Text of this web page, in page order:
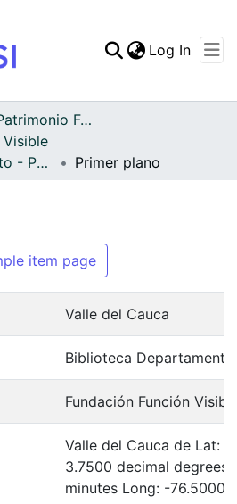
Log In
Archivo del Patrimonio Fotográfico y Fílmico del Valle del Cauca
Visible
FCCV - Autorretrato - Patrimonial
Primer plano
item page
Valle del Cauca
Biblioteca
Fundación Función
Valle del Cauca de Lat:
3.7500 decimal degrees
minutes Long: -76.5000